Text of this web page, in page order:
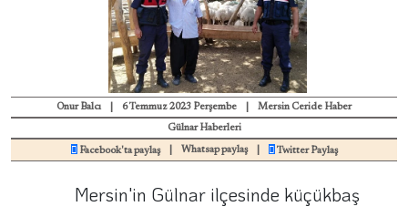
Onur Balcı 6 Temmuz 2023 Perşembe Mersin Ceride Haber
Gülnar Haberleri
Facebook'ta paylaş Whatsap paylaş Twitter Paylaş
Mersin'in Gülnar ilçesinde küçükbaş